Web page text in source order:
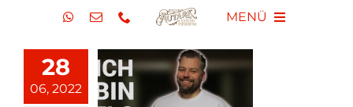
springen
MENÜ
TATTOO STUDIO
28
06, 2022